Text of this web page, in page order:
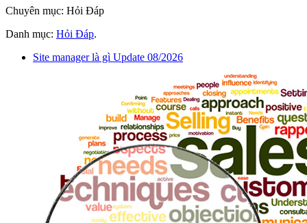
Chuyên mục: Hỏi Đáp
Danh mục: Hỏi Đáp.
Site manager là gì Update 08/2026